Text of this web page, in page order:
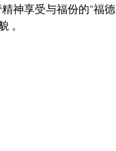
神享受与福份的“福德
。